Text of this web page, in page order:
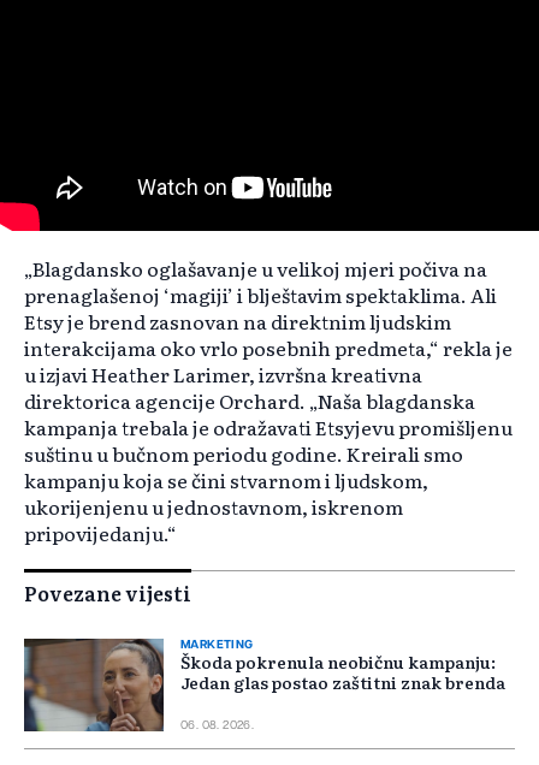
„Blagdansko oglašavanje u velikoj mjeri počiva na
prenaglašenoj ‘magiji’ i blještavim spektaklima. Ali
Etsy je brend zasnovan na direktnim ljudskim
interakcijama oko vrlo posebnih predmeta,“ rekla je
u izjavi Heather Larimer, izvršna kreativna
direktorica agencije Orchard. „Naša blagdanska
kampanja trebala je odražavati Etsyjevu promišljenu
suštinu u bučnom periodu godine. Kreirali smo
kampanju koja se čini stvarnom i ljudskom,
ukorijenjenu u jednostavnom, iskrenom
pripovijedanju.“
Povezane vijesti
MARKETING
Škoda pokrenula neobičnu kampanju:
Jedan glas postao zaštitni znak brenda
06. 08. 2026.